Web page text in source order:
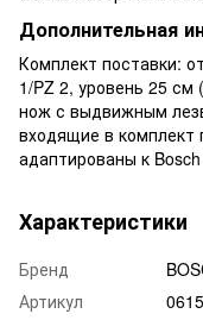
Дополнительная
Комплект поставки:
1/PZ 2, уровень 25 см
нож с выдвижным
входящие в комплект
адаптированы к
Характеристики
Бренд
Артикул